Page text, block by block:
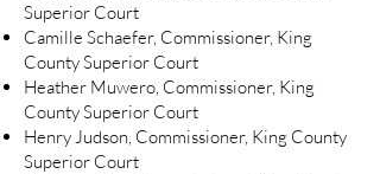
Superior Court
Camille Schaefer, Commissioner, King
County Superior Court
Heather Muwero, Commissioner, King
County Superior Court
Henry Judson, Commissioner, King County
Superior Court